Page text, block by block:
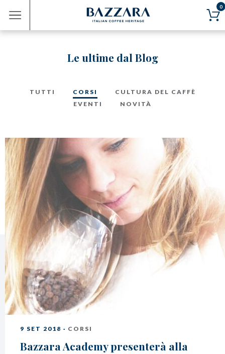
CIALDE / CAPSULE
Compatibili Lavazza®
Cialde ø 44mm
Monorigini
CAFFÈ IN GRANI
Miscele
Monorigini
Bioarabiche
BAZZARA ESPRESSO
Academy Bazzara
B2B
AREA RISERVATA
Hai bisogno d’aiuto?
Il mio account
0
Le ultime dal Blog
TUTTI CORSI
CULTURA DEL CAFFÈ
EVENTI
NOVITÀ
9 SET 2018 · CORSI
Bazzara Academy presenterà alla